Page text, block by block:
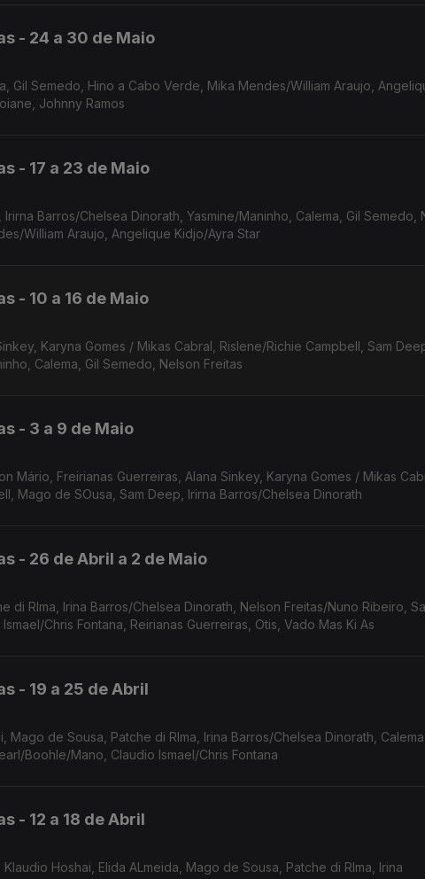
- 24 a 30 de Maio
Gil Semedo, Hino a Cabo Verde, Mika Mendes/William Araujo,
Johnny Ramos
- 17 a 23 de Maio
William Araujo, Angelique Kidjo/Ayra Star
- 10 a 16 de Maio
Calema, Gil Semedo, Nelson Freitas
- 3 a 9 de Maio
Mário, Freirianas Guerreiras, Alana Sinkey, Karyna Gomes / Mikas
Mago de SOusa, Sam Deep, Irirna Barros/Chelsea Dinorath
- 26 de Abril a 2 de Maio
Chris Fontana, Reirianas Guerreiras, Otis, Vado Mas Ki As
- 19 a 25 de Abril
Boohle/Mano, Claudio Ismael/Chris Fontana
- 12 a 18 de Abril
Hoshai, Elida ALmeida, Mago de Sousa, Patche di RIma, Irina